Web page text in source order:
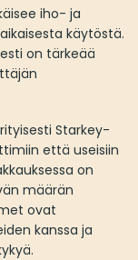
iho- ja
käytöstä.
on tärkeää
Starkey-
että useisiin
on
määrän
ovat
kanssa ja